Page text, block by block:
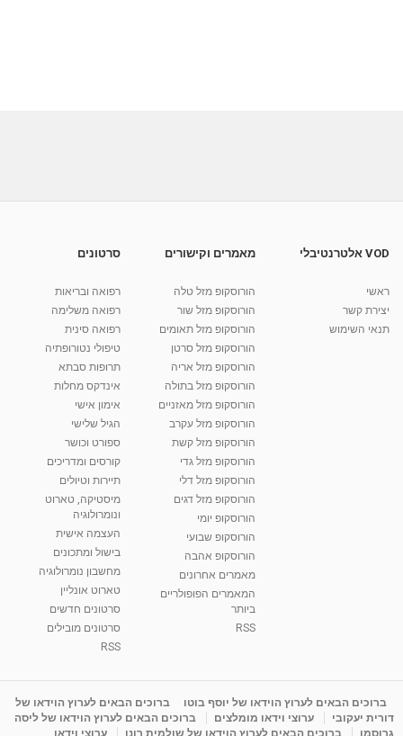
VOD אלטרנטיבלי
ראשי
יצירת קשר
תנאי השימוש
מאמרים וקישורים
הורוסקופ מזל טלה
הורוסקופ מזל שור
הורוסקופ מזל תאומים
הורוסקופ מזל סרטן
הורוסקופ מזל אריה
הורוסקופ מזל בתולה
הורוסקופ מזל מאזניים
הורוסקופ מזל עקרב
הורוסקופ מזל קשת
הורוסקופ מזל גדי
הורוסקופ מזל דלי
הורוסקופ מזל דגים
הורוסקופ יומי
הורוסקופ שבועי
הורוסקופ אהבה
מאמרים אחרונים
המאמרים הפופולריים
ביותר
RSS
סרטונים
רפואה ובריאות
רפואה משלימה
רפואה סינית
טיפולי נטורופתיה
תרופות סבתא
אינדקס מחלות
אימון אישי
הגיל שלישי
ספורט וכושר
קורסים ומדריכים
תיירות וטיולים
מיסטיקה, טארוט
ונומרולוגיה
העצמה אישית
בישול ומתכונים
מחשבון נומרולוגיה
טארוט אונליין
סרטונים חדשים
סרטונים מובילים
RSS
ברוכים הבאים לערוץ הוידאו של יוסף בוטו
ברוכים הבאים לערוץ הוידאו של
דורית יעקובי
ערוצי וידאו מומלצים
ברוכים הבאים לערוץ הוידאו של ליסה
גרוסמן
ברוכים הבאים לערוץ הוידאו של שולמית רונן ערוצי וידאו